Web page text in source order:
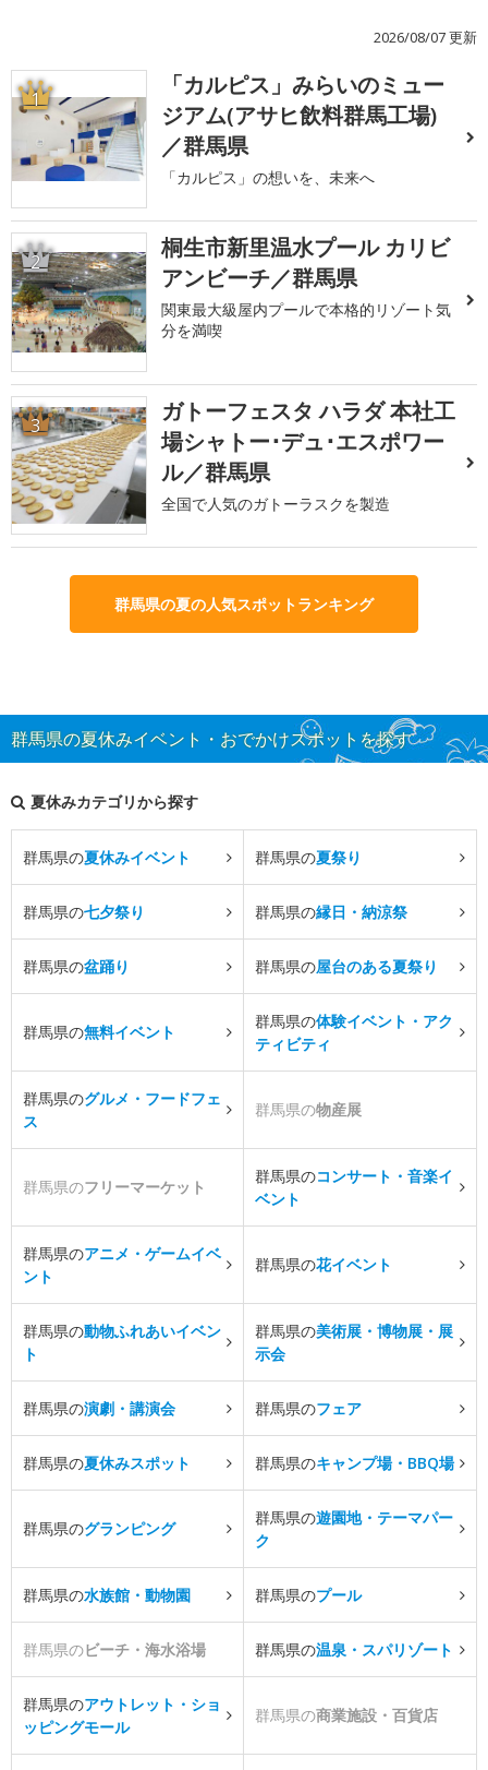
2026/08/07 更新
1
「カルピス」みらいのミュー
ジアム(アサヒ飲料群馬工場)
／群馬県
「カルピス」の想いを、未来へ
2
桐生市新里温水プール カリビ
アンビーチ／群馬県
関東最大級屋内プールで本格的リゾート気
分を満喫
3
ガトーフェスタ ハラダ 本社工
場シャトー･デュ･エスポワー
ル／群馬県
全国で人気のガトーラスクを製造
群馬県の夏の人気スポットランキング
群馬県の夏休みイベント・おでかけスポットを探す
夏休みカテゴリから探す
群馬県の夏休みイベント 群馬県の夏祭り
群馬県の七夕祭り 群馬県の縁日・納涼祭
群馬県の盆踊り 群馬県の屋台のある夏祭り
群馬県の無料イベント
群馬県の体験イベント・アク
ティビティ
群馬県のグルメ・フードフェ
ス
群馬県の物産展
群馬県のフリーマーケット
群馬県のコンサート・音楽イ
ベント
群馬県のアニメ・ゲームイベ
ント
群馬県の花イベント
群馬県の動物ふれあいイベン
ト
群馬県の美術展・博物展・展
示会
群馬県の演劇・講演会 群馬県のフェア
群馬県の夏休みスポット 群馬県のキャンプ場・BBQ場
群馬県のグランピング
群馬県の遊園地・テーマパー
ク
群馬県の水族館・動物園 群馬県のプール
群馬県のビーチ・海水浴場 群馬県の温泉・スパリゾート
群馬県のアウトレット・ショ
ッピングモール
群馬県の商業施設・百貨店